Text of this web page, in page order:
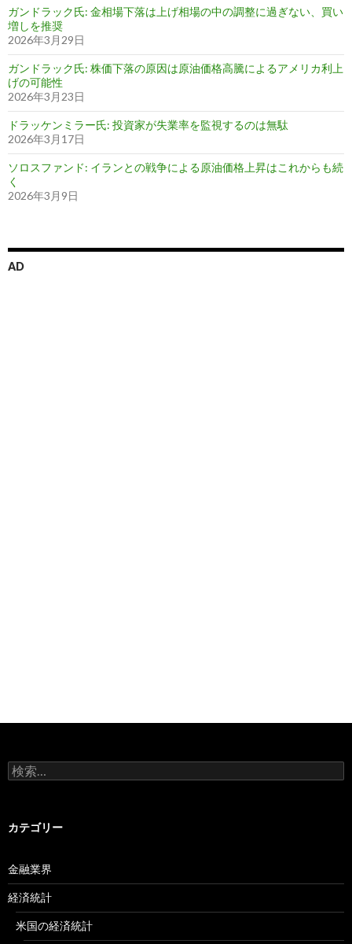
ガンドラック氏: 金相場下落は上げ相場の中の調整に過ぎない、買い
増しを推奨
2026年3月29日
ガンドラック氏: 株価下落の原因は原油価格高騰によるアメリカ利上
げの可能性
2026年3月23日
ドラッケンミラー氏: 投資家が失業率を監視するのは無駄
2026年3月17日
ソロスファンド: イランとの戦争による原油価格上昇はこれからも続
く
2026年3月9日
AD
検
索:
カテゴリー
金融業界
経済統計
米国の経済統計